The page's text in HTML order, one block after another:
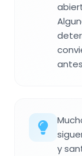
y